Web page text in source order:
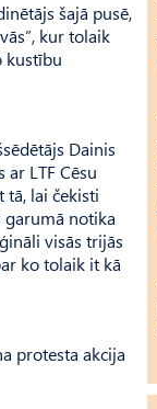
šajā pusē,
kur tolaik
kustību
Dainis
LTF Cēsu
tā, lai čekisti
garumā notika
visās trijās
ko tolaik it kā
protesta akcija